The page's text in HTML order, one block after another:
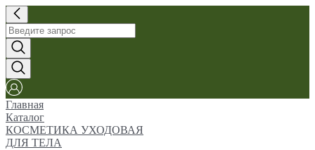
Главная
Каталог
КОСМЕТИКА УХОДОВАЯ
ДЛЯ ТЕЛА